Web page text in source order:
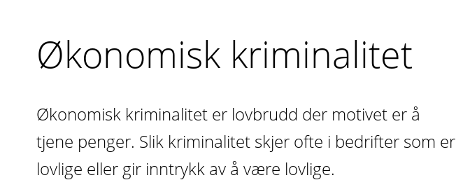
Økonomisk kriminalitet
Økonomisk kriminalitet er lovbrudd der motivet er å
tjene penger. Slik kriminalitet skjer ofte i bedrifter som er
lovlige eller gir inntrykk av å være lovlige.